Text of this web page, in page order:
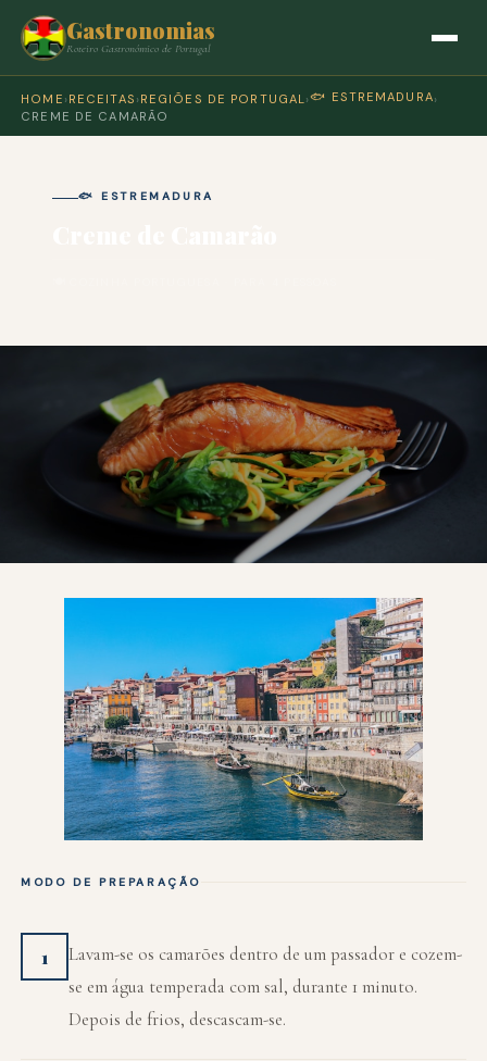
Gastronomias
Roteiro Gastronómico de Portugal
HOME › RECEITAS › REGIÕES DE PORTUGAL ›🐟 ESTREMADURA›
CREME DE CAMARÃO
🐟 ESTREMADURA
MODO DE PREPARAÇÃO
1
Lavam-se os camarões dentro de um passador e cozem-
se em água temperada com sal, durante 1 minuto.
Depois de frios, descascam-se.